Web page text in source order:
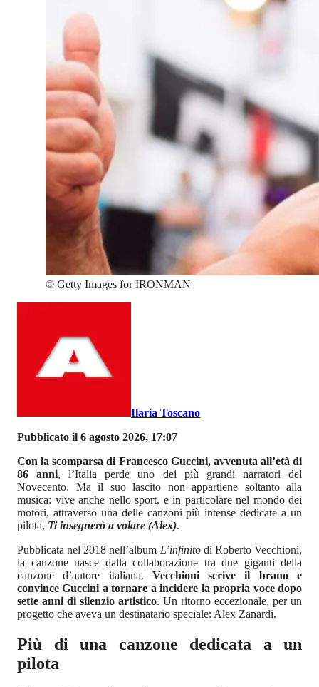
© Getty Images for IRONMAN
Ilaria Toscano
Pubblicato il 6 agosto 2026, 17:07
Con la scomparsa di Francesco Guccini, avvenuta all’età di
86 anni, l’Italia perde uno dei più grandi narratori del
Novecento. Ma il suo lascito non appartiene soltanto alla
musica: vive anche nello sport, e in particolare nel mondo dei
motori, attraverso una delle canzoni più intense dedicate a un
pilota, Ti insegnerò a volare (Alex).
Pubblicata nel 2018 nell’album L’infinitodi Roberto Vecchioni,
la canzone nasce dalla collaborazione tra due giganti della
canzone d’autore italiana. Vecchioni scrive il brano e
convince Guccini a tornare a incidere la propria voce dopo
sette anni di silenzio artistico. Un ritorno eccezionale, per un
progetto che aveva un destinatario speciale: Alex Zanardi.
Più di una canzone dedicata a un
pilota